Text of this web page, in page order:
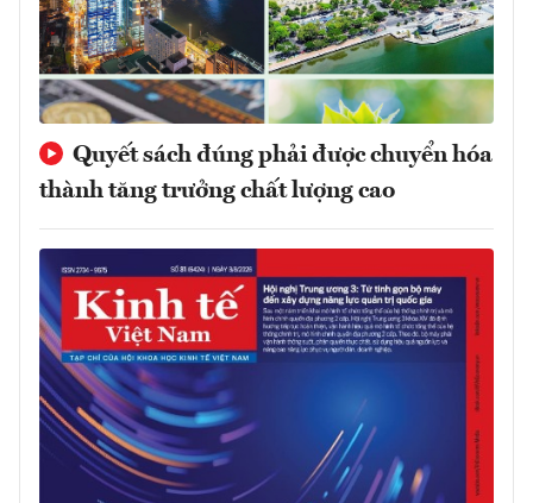
Quyết sách đúng phải được chuyển hóa
thành tăng trưởng chất lượng cao